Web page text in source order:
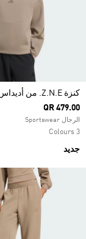
كنزة Z.N.E. من أديداس
QR 479.00
الرجال Sportswear
3 Colours
جديد